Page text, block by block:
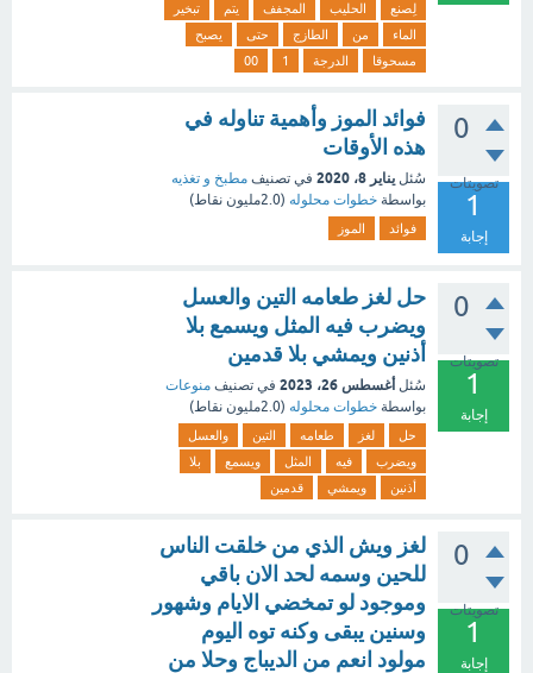
لِصنع الحليب المجفف يتم
تبخير
الماء
من الطازج حتى
يصبح
مسحوقا
الدرجة 1
00
0
تصويتات
1
إجابة
فوائد الموز وأهمية تناوله في
هذه الأوقات
سُئل يناير 8، 2020 في تصنيف مطبخ و تغذيه
بواسطة خطوات محلوله (2.0مليون نقاط)
فوائد الموز
0
تصويتات
1
إجابة
حل لغز طعامه التين والعسل
ويضرب فيه المثل ويسمع بلا
أذنين ويمشي بلا قدمين
سُئل أغسطس 26، 2023 في تصنيف منوعات
بواسطة خطوات محلوله (2.0مليون نقاط)
حل لغز طعامه التين
والعسل
ويضرب
فيه المثل ويسمع
بلا
أذنين
ويمشي قدمين
0
تصويتات
1
إجابة
لغز ويش الذي من خلقت الناس
للحين وسمه لحد الان باقي
وموجود لو تمخضي الايام وشهور
وسنين يبقى وكنه توه اليوم
مولود انعم من الديباج وحلا من